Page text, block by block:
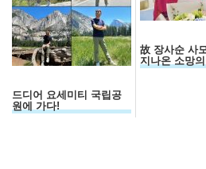
드디어 요세미티 국립공
원에 가다!
故 장사순 사
지나온 소망